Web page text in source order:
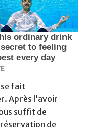
fait
Après l’avoir
suffit de
de